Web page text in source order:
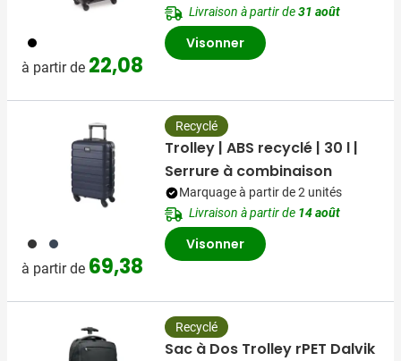
001
à partir de 22,08
Livraison à partir de31 août
Visonner
001 005
à partir de 69,38
Recyclé
Trolley | ABS recyclé | 30 l |
Serrure à combinaison
Marquage à partir de 2 unités
Livraison à partir de 14 août
Visonner
Recyclé
Sac à Dos Trolley rPET Dalvik